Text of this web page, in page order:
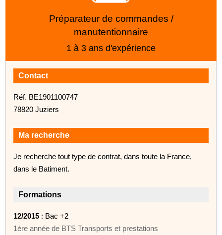
Préparateur de commandes /
manutentionnaire
1 à 3 ans d'expérience
Contact
Réf. BE1901100747
78820 Juziers
Ma recherche
Je recherche tout type de contrat, dans toute la France,
dans le Batiment.
Formations
12/2015 : Bac +2
1ère année de BTS Transports et prestations